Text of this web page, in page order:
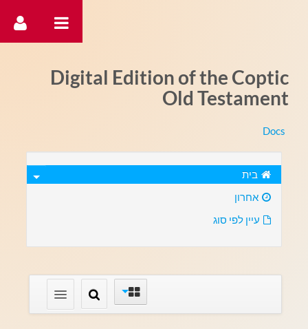
Digital Edition of the Coptic
Old Testament
Docs
בית
אחרון
עיין לפי סוג